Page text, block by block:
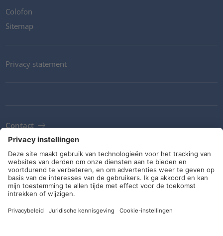
Colofon
Sitemap
Privacy statement
Contact
Newsletter
ALV
Richtlijnen en verplichtingen
Sociale media